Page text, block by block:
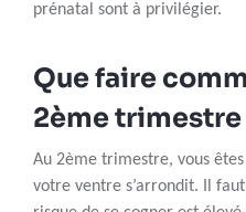
prénatal sont à privilégier.
Que faire
2ème trimestre
Au 2ème trimestre, vous
votre ventre s’arrondit. Il